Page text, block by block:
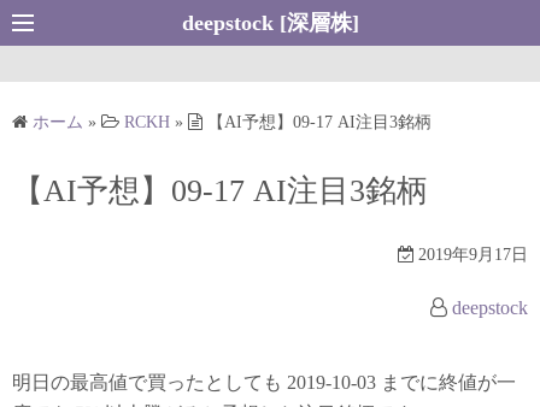
コ
ン
deepstock [深層株]
ホーム » RCKH » 【AI予想】09-17 AI注目3銘柄
【AI予想】09-17 AI注目3銘柄
2019年9月17日
deepstock
明日の最高値で買ったとしても 2019-10-03 までに終値が一